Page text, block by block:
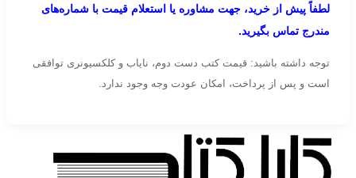
لطفاً پیش از خرید، جهت مشاوره یا استعلام قیمت با شماره‌های
مندرج تماس بگیرید.
توجه داشته باشید: قیمت کتب دست دوم، نایاب و کلکسیونری توافقی
است و پس از پرداخت، امکان عودت وجه وجود ندارد.